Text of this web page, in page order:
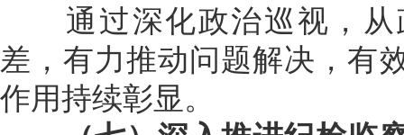
通过深化政治巡视，从
差，有力推动问题解决，有
作用持续彰显。